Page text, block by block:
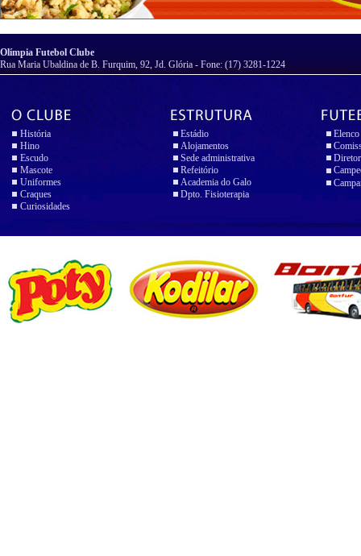
Olímpia Futebol Clube
Rua Maria Ubaldina de B. Furquim, 92, Jd. Glória - Fone: (17) 3281-1224
História
Hino
Escudo
Mascote
Uniformes
Craques
Curiosidades
Estádio
Alojamentos
Sede administrativa
Refeitório
Academia do Galo
Dpto. Fisioterapia
Elenco